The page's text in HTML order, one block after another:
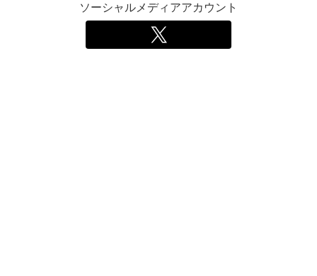
ソーシャルメディアアカウント